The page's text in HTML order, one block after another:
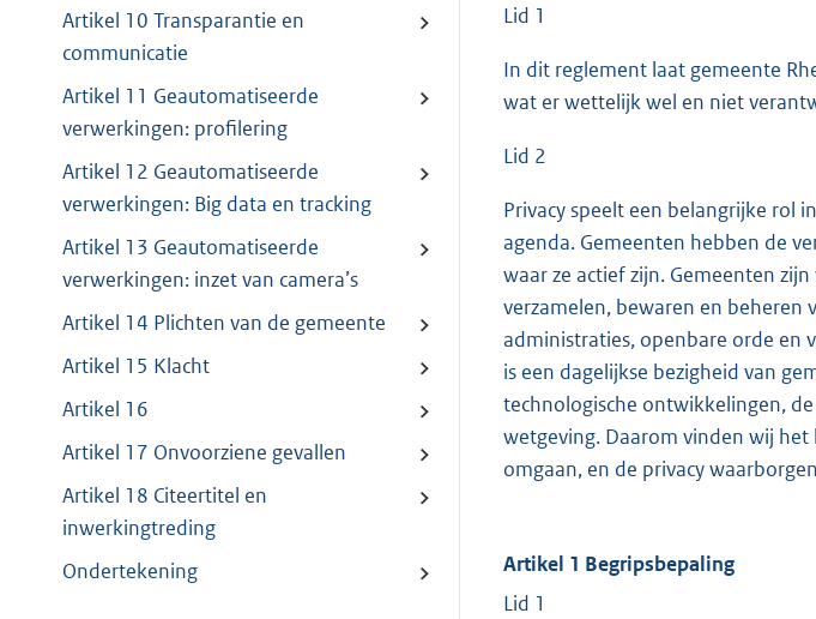
Artikel 10 Transparantie en
communicatie
Artikel 11 Geautomatiseerde
verwerkingen: profilering
Artikel 12 Geautomatiseerde
verwerkingen: Big data en tracking
Artikel 13 Geautomatiseerde
verwerkingen: inzet van camera’s
Artikel 14 Plichten van de gemeente
Artikel 15 Klacht
Artikel 16
Artikel 17 Onvoorziene gevallen
Artikel 18 Citeertitel en
inwerkingtreding
Ondertekening
Lid 1
In dit reglement laat gemeente
wat er wettelijk wel en niet
Lid 2
Privacy speelt een belangrijke rol
agenda. Gemeenten hebben de
waar ze actief zijn. Gemeenten
verzamelen, bewaren en beheren
administraties, openbare orde en
is een dagelijkse bezigheid van
technologische ontwikkelingen,
wetgeving. Daarom vinden wij
omgaan, en de privacy
Artikel 1 Begripsbepaling
Lid 1